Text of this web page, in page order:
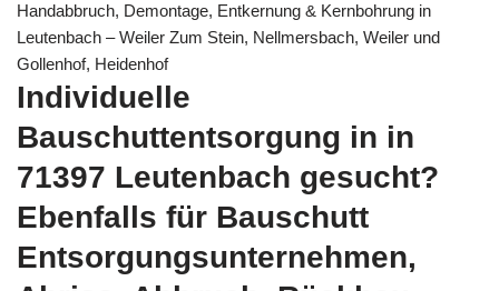
Handabbruch, Demontage, Entkernung & Kernbohrung in
Leutenbach – Weiler Zum Stein, Nellmersbach, Weiler und
Gollenhof, Heidenhof
Individuelle
Bauschuttentsorgung in in
71397 Leutenbach gesucht?
Ebenfalls für Bauschutt
Entsorgungsunternehmen,